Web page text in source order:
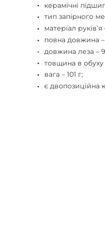
керамічні
тип запірного
матеріал руківʼя
повна довжина
довжина леза –
товщина в обуху
вага – 101 г;
є двопозиційна